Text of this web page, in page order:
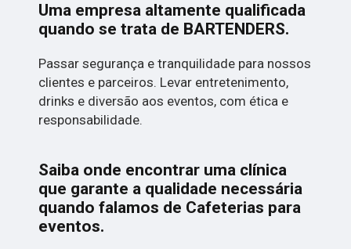
Uma empresa altamente qualificada
quando se trata de BARTENDERS.
Passar segurança e tranquilidade para nossos
clientes e parceiros. Levar entretenimento,
drinks e diversão aos eventos, com ética e
responsabilidade.
Saiba onde encontrar uma clínica
que garante a qualidade necessária
quando falamos de Cafeterias para
eventos.